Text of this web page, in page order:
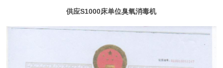
供应S1000床单位臭氧消毒机